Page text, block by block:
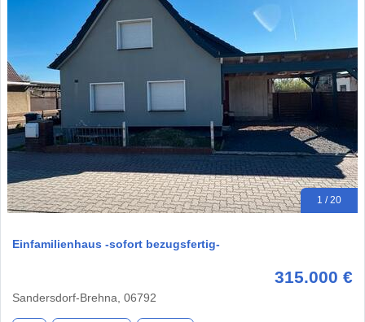
1 / 20
Einfamilienhaus -sofort bezugsfertig-
315.000 €
Sandersdorf-Brehna, 06792